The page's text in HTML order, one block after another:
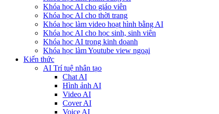
Khóa học AI cho giáo viên
Khóa học AI cho thời trang
Khóa học làm video hoạt hình bằng AI
Khóa học AI cho học sinh, sinh viên
Khóa hoc AI trong kinh doanh
Khóa học làm Youtube view ngoại
Kiến thức
AI Trí tuệ nhân tạo
Chat AI
Hình ảnh AI
Video AI
Cover AI
Voice AI